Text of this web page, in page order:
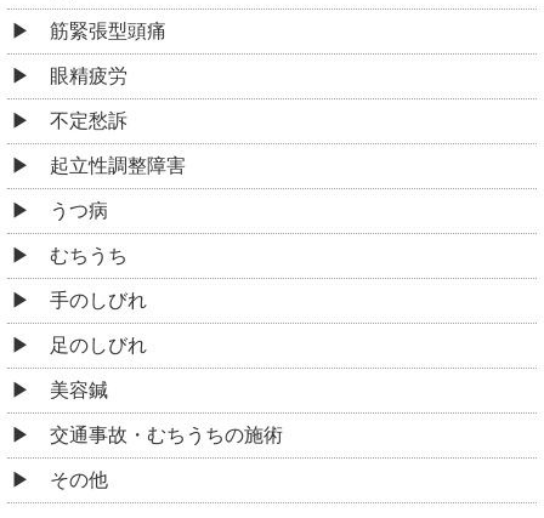
筋緊張型頭痛
眼精疲労
不定愁訴
起立性調整障害
うつ病
むちうち
手のしびれ
足のしびれ
美容鍼
交通事故・むちうちの施術
その他